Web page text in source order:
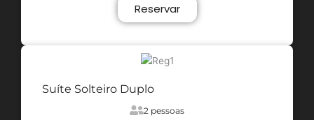
Reservar
Suíte Solteiro Duplo
2 pessoas